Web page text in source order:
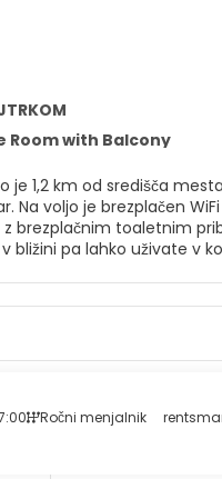
Room with Balcony
1,2 km od središča
WiFi v celotni
toaletnim
v kolesarjenju. Priljubljene
Ročni menjalnik